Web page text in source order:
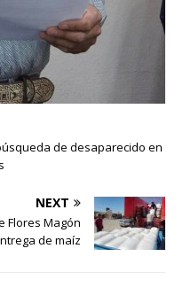
de desaparecido en
NEXT
Flores Magón
de maíz